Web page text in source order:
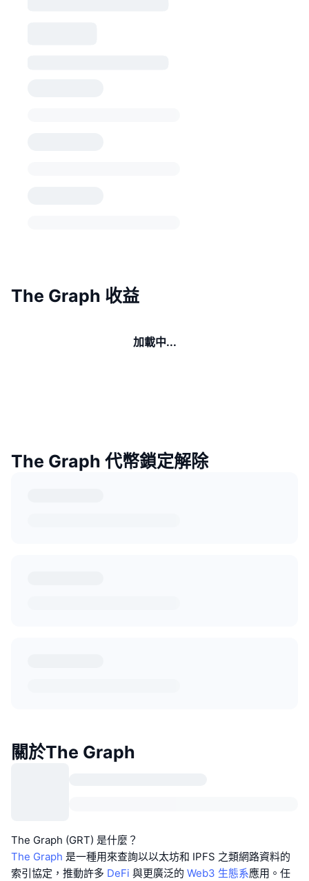
The Graph 收益
加載中...
The Graph 代幣鎖定解除
關於The Graph
The Graph (GRT) 是什麼？
The Graph 是一種用來查詢以以太坊和 IPFS 之類網路資料的
索引協定，推動許多 DeFi 與更廣泛的 Web3 生態系應用。任